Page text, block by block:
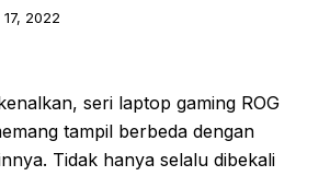
2022
seri laptop gaming ROG
tampil berbeda dengan
Tidak hanya selalu dibekali